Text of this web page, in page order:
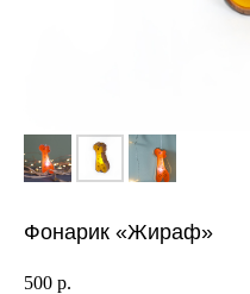
Фонарик «Жираф»
500 р.